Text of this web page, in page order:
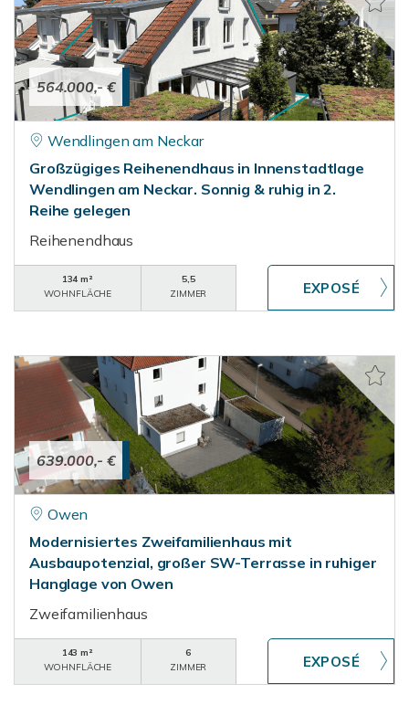
564.000,- €
Wendlingen am Neckar
Großzügiges Reihenendhaus in Innenstadtlage
Wendlingen am Neckar. Sonnig & ruhig in 2.
Reihe gelegen
Reihenendhaus
134 m²
WOHNFLÄCHE
5,5
ZIMMER
639.000,- €
Owen
Modernisiertes Zweifamilienhaus mit
Ausbaupotenzial, großer SW-Terrasse in ruhiger
Hanglage von Owen
Zweifamilienhaus
143 m²
WOHNFLÄCHE
6
ZIMMER